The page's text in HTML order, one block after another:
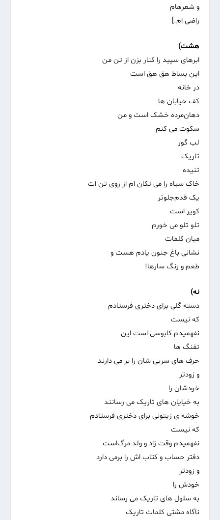
و شعرهام
راضی ام.]
هشت)
ابرهای سپید را کنار بزن از تن من
این بساط هق هق است
در خانه
کف خیابان ها
دهان‌مرده خشک است و من
سکوت می کنم
لب گور
تاریک
تنیده
خاک سیاه را می تکان ام از روی تن ات
یک قدم‌جلوتر
کویر است
تلو تلو می خورم
میان کلمات
نشانی باغ جنون یادم هست و
طعم و رنگ سارها!
نه)
دسته گلی برای دختری فرستادم
که نیست
نفهمیدم کابوسی است این
تفنگ ها
حرف های سربی شان را بر می دارند
و زودتر
خودشان را
به خیایان های تاریک می رسانند
خوشه ی زیتونی برای دختری فرستادم
که نیست
نفهمیدم‌ وقت زاد و ولد مرگ‌است
دفتر حساب و کتاب اش را برمی دارد
و زودتر
خودش را
به سلول های تاریک می رساند
ناگاه مشتی کلمات تاریک